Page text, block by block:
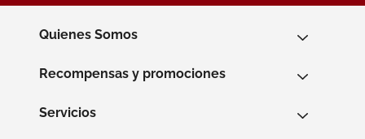
Quienes Somos
Recompensas y promociones
Servicios